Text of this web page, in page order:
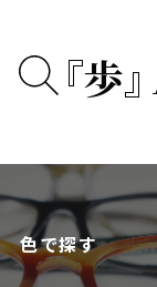
『歩』
色で探す